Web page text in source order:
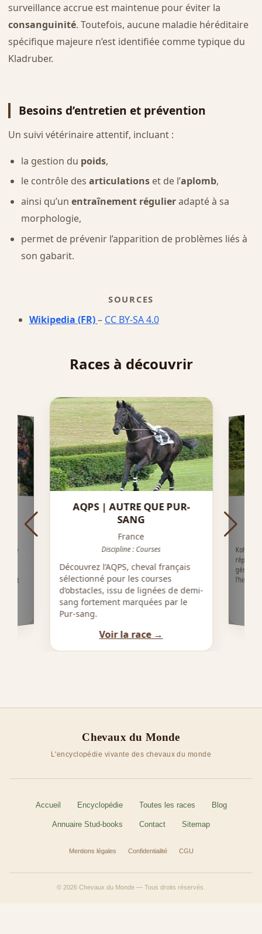
surveillance accrue est maintenue pour éviter la
consanguinité. Toutefois, aucune maladie héréditaire
spécifique majeure n’est identifiée comme typique du
Kladruber.
Besoins d’entretien et prévention
Un suivi vétérinaire attentif, incluant :
la gestion du poids,
le contrôle des articulationset de l’aplomb,
ainsi qu’un entraînement régulieradapté à sa
morphologie,
permet de prévenir l’apparition de problèmes liés à
son gabarit.
SOURCES
Wikipedia (FR)– CC BY-SA 4.0
Races à découvrir
une
saut
AQPS | AUTRE QUE PUR-
SANG
France
Discipline : Courses
Découvrez l’AQPS, cheval français
sélectionné pour les courses
d’obstacles, issu de lignées de demi-
sang fortement marquées par le
Pur-sang.
Voir la race →
réputé
Chevaux du Monde
L'encyclopédie vivante des chevaux du monde
Accueil Encyclopédie Toutes les races Blog
Annuaire Stud-books Contact Sitemap
Mentions légales Confidentialité CGU
© 2026 Chevaux du Monde — Tous droits réservés.